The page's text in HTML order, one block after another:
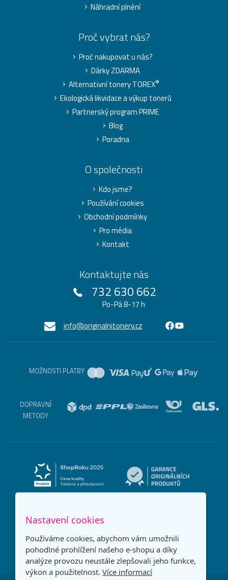
Náhradní plnění
Proč vybrat nás?
Proč nakupovat u nás?
Dárky ZDARMA
Alternativní tonery TOREX®
Ekologická likvidace a výkup tonerů
Partnerský program PRIME
Blog
Poradna
O společnosti
Kdo jsme?
Používání cookies
Obchodní podmínky
Pro média
Kontakt
Kontaktujte nás
732 630 662
Po-Pá 8-17 h
info@originalnitonery.cz
MOŽNOSTI PLATBY
DOPRAVNÍ
METODY
Nastavení cookies
Používáme cookies, abychom vám umožnili
pohodlné prohlížení našeho e-shopu a díky
analýze provozu neustále zlepšovali jeho funkce,
výkon a použitelnost. Více informací